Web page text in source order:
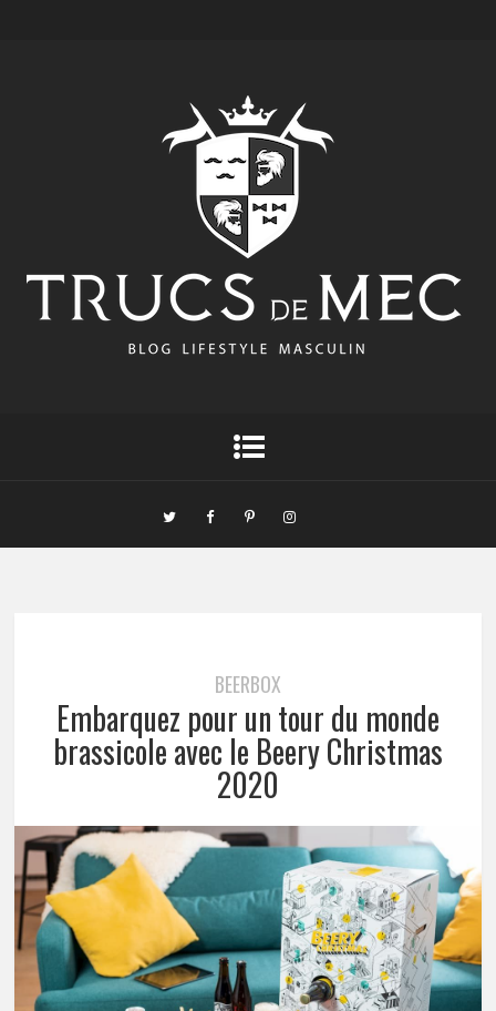
BEERBOX
Embarquez pour un tour du monde
brassicole avec le Beery Christmas
2020